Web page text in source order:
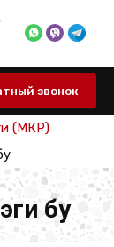
звонок
(МКР)
бу